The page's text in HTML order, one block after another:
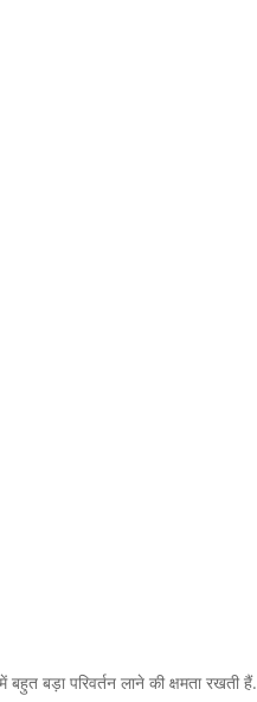
बड़ा परिवर्तन लाने की क्षमता रखती हैं.